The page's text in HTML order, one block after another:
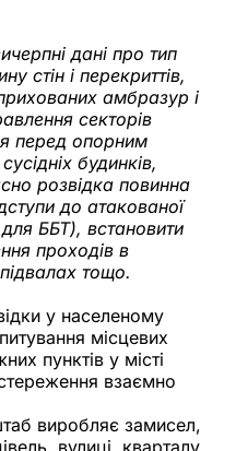
дані про тип
стін і перекриттів,
амбразур і
секторів
перед опорним
будинків,
розвідка повинна
до атакованої
для ББТ), встановити
проходів в
тощо.
у населеному
місцевих
пунктів у місті
взаємно
виробляє замисел,
вулиці, кварталу